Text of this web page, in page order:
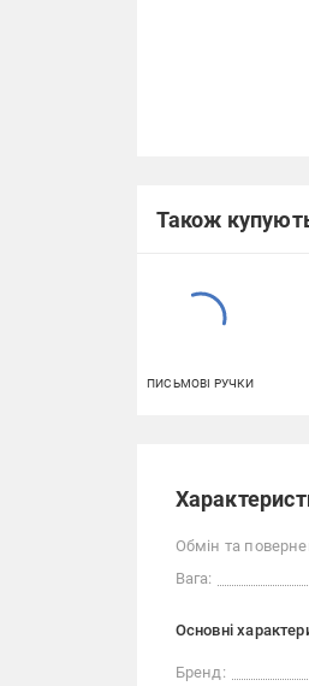
Також
ПИСЬМОВІ РУЧКИ
Обмін та
Вага:
Основні
Бренд: